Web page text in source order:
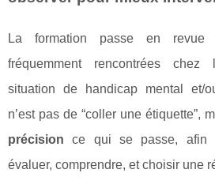
La formation passe en revue
fréquemment rencontrées
situation de handicap mental et/
n’est pas de “coller une étiquette”,
précision ce qui se passe, afin
évaluer, comprendre, et choisir une